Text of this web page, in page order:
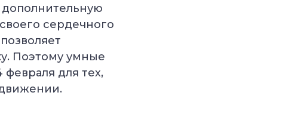
дополнительную
сердечного
Поэтому умные
для тех,